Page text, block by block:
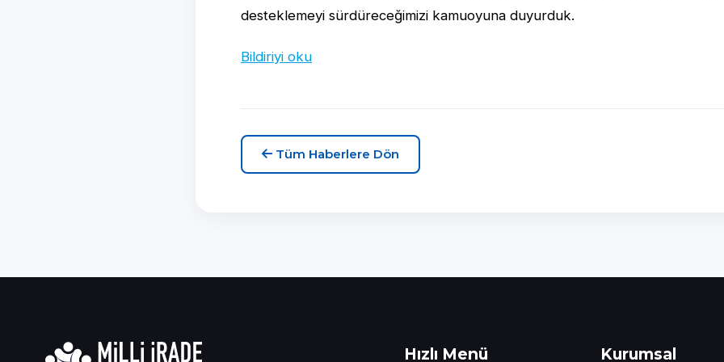
desteklemeyi sürdüreceğimizi kamuoyuna duyurduk.
Bildiriyi oku
Tüm Haberlere Dön
Hızlı Menü Kurumsal